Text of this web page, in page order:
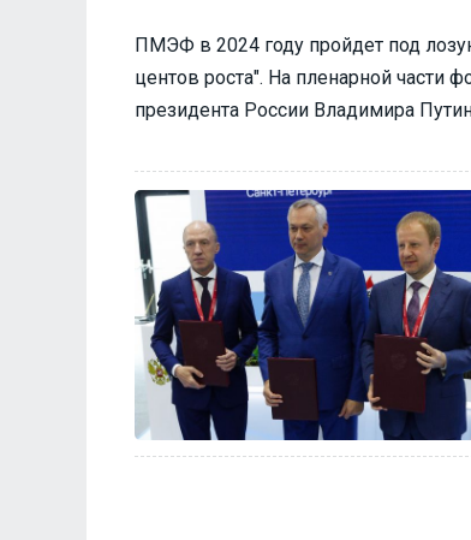
ПМЭФ в 2024 году пройдет под
центов роста". На пленарной части
президента России Владимира